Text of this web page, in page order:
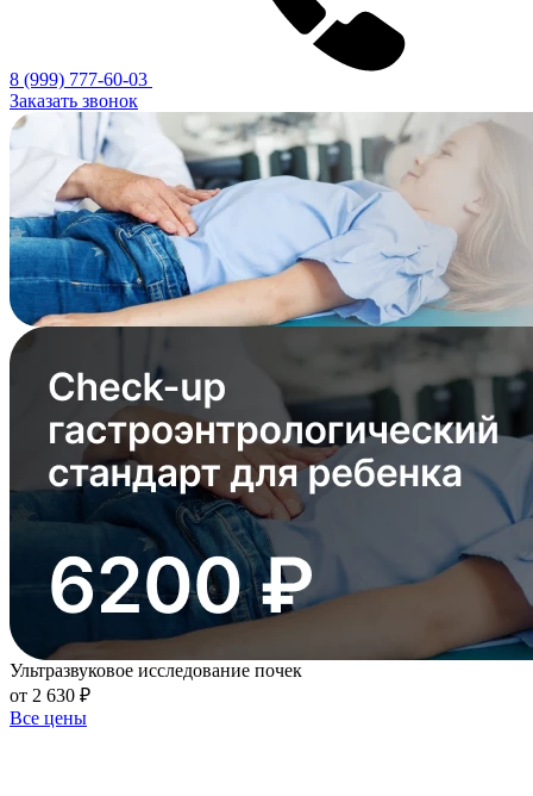
8 (999) 777-60-03
Заказать звонок
Ультразвуковое исследование почек
от 2 630 ₽
Все цены